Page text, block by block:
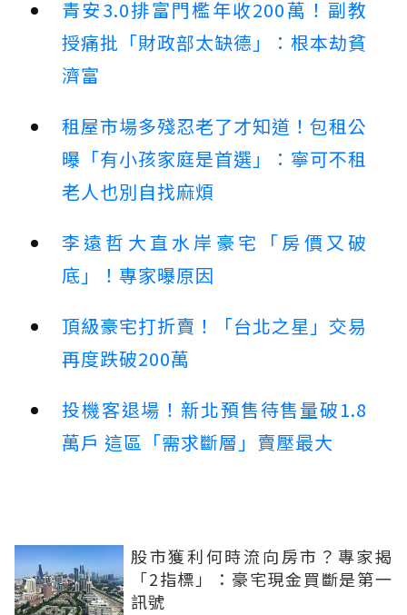
青安3.0排富門檻年收200萬！副教
授痛批「財政部太缺德」：根本劫貧
濟富
租屋市場多殘忍老了才知道！包租公
曝「有小孩家庭是首選」：寧可不租
老人也別自找麻煩
李遠哲大直水岸豪宅「房價又破
底」！專家曝原因
頂級豪宅打折賣！「台北之星」交易
再度跌破200萬
投機客退場！新北預售待售量破1.8
萬戶 這區「需求斷層」賣壓最大
股市獲利何時流向房市？專家揭
「2指標」：豪宅現金買斷是第一
訊號